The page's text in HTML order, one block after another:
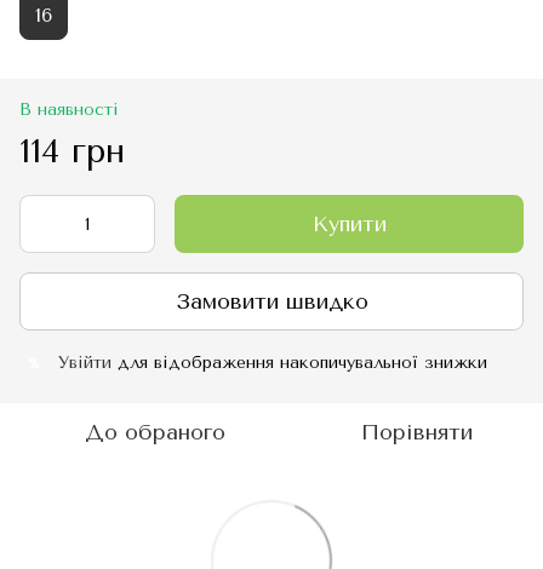
16
В наявності
114 грн
Купити
Замовити швидко
Увійти для відображення накопичувальної знижки
До обраного Порівняти